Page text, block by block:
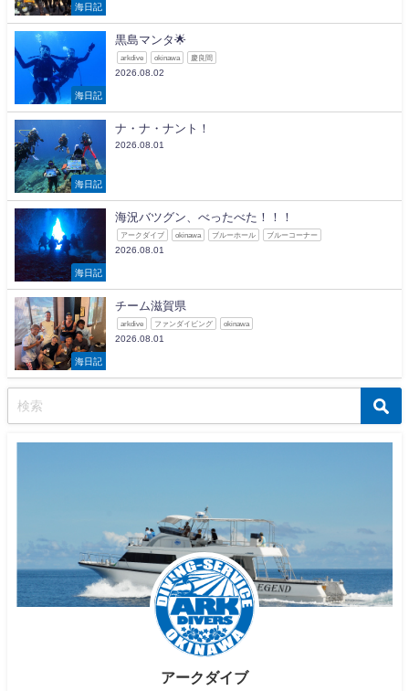
海日記
海日記
黒島マンタ🌟
arkdive okinawa 慶良間
2026.08.02
海日記
ナ・ナ・ナント！
2026.08.01
海日記
海況バツグン、べったべた！！！
アークダイブ okinawa ブルーホール ブルーコーナー
2026.08.01
海日記
チーム滋賀県
arkdive ファンダイビング okinawa
2026.08.01
アークダイブ